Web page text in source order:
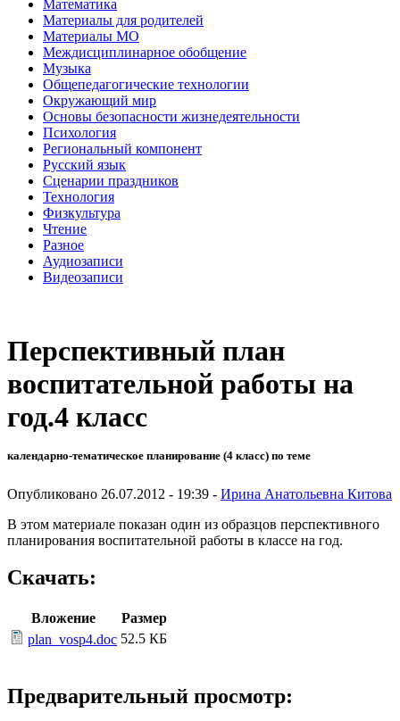
Математика
Материалы для родителей
Материалы МО
Междисциплинарное обобщение
Музыка
Общепедагогические технологии
Окружающий мир
Основы безопасности жизнедеятельности
Психология
Региональный компонент
Русский язык
Сценарии праздников
Технология
Физкультура
Чтение
Разное
Аудиозаписи
Видеозаписи
Перспективный план
воспитательной работы на
год.4 класс
календарно-тематическое планирование (4 класс) по теме
Опубликовано 26.07.2012 - 19:39 - Ирина Анатольевна Китова
В этом материале показан один из образцов перспективного
планирования воспитательной работы в классе на год.
Скачать:
Вложение
Размер
plan_vosp4.doc 52.5 КБ
Предварительный просмотр: